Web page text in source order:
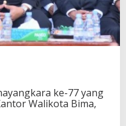
ke-77 yang
Walikota Bima,